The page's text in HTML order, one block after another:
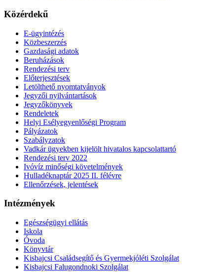
Közérdekű
E-ügyintézés
Közbeszerzés
Gazdasági adatok
Beruházások
Rendezési terv
Előterjesztések
Letölthető nyomtatványok
Jegyzői nyilvántartások
Jegyzőkönyvek
Rendeletek
Helyi Esélyegyenlőségi Program
Pályázatok
Szabályzatok
Vadkár ügyekben kijelölt hivatalos kapcsolattartó
Rendezési terv 2022
Ivóvíz minőségi követelmények
Hulladéknaptár 2025 II. félévre
Ellenőrzések, jelentések
Intézmények
Egészségügyi ellátás
Iskola
Óvoda
Könyvtár
Kisbajcsi Családsegítő és Gyermekjóléti Szolgálat
Kisbajcsi Falugondnoki Szolgálat